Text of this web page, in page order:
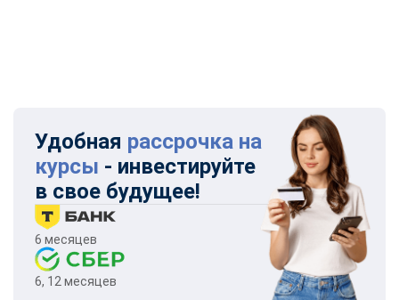
Удобная рассрочка на
курсы - инвестируйте
в свое будущее!
6 месяцев
6, 12 месяцев